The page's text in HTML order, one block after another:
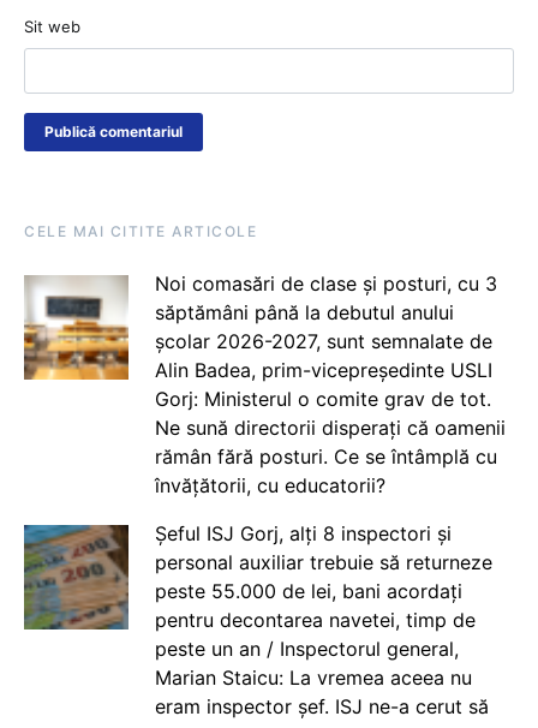
Sit web
CELE MAI CITITE ARTICOLE
Noi comasări de clase și posturi, cu 3
săptămâni până la debutul anului
școlar 2026-2027, sunt semnalate de
Alin Badea, prim-vicepreședinte USLI
Gorj: Ministerul o comite grav de tot.
Ne sună directorii disperați că oamenii
rămân fără posturi. Ce se întâmplă cu
învățătorii, cu educatorii?
Șeful ISJ Gorj, alți 8 inspectori și
personal auxiliar trebuie să returneze
peste 55.000 de lei, bani acordați
pentru decontarea navetei, timp de
peste un an / Inspectorul general,
Marian Staicu: La vremea aceea nu
eram inspector șef. ISJ ne-a cerut să